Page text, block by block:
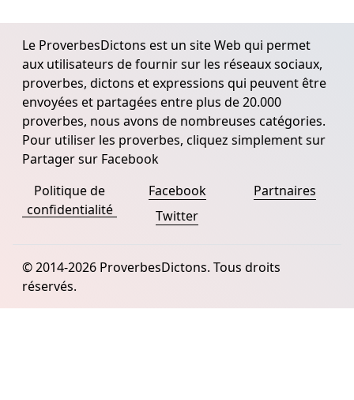
Le ProverbesDictons est un site Web qui permet
aux utilisateurs de fournir sur les réseaux sociaux,
proverbes, dictons et expressions qui peuvent être
envoyées et partagées entre plus de 20.000
proverbes, nous avons de nombreuses catégories.
Pour utiliser les proverbes, cliquez simplement sur
Partager sur Facebook
Politique de
confidentialité
Facebook
Twitter
Partnaires
© 2014-2026 ProverbesDictons. Tous droits
réservés.